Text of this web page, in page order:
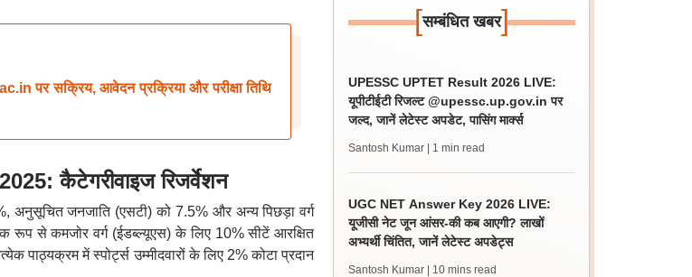
पर सक्रिय, आवेदन प्रक्रिया और परीक्षा तिथि
कैटेगरीवाइज रिजर्वेशन
अनुसूचित जनजाति (एसटी) को 7.5% और अन्य पिछड़ा वर्ग
रूप से कमजोर वर्ग (ईडब्ल्यूएस) के लिए 10% सीटें आरक्षित
पाठ्यक्रम में स्पोर्ट्स उम्मीदवारों के लिए 2% कोटा प्रदान
[सम्बंधित खबर]
UPESSC UPTET Result 2026 LIVE:
यूपीटीईटी रिजल्ट @upessc.up.gov.in पर
जल्द, जानें लेटेस्ट अपडेट, पासिंग मार्क्स
Santosh Kumar | 1 min read
UGC NET Answer Key 2026 LIVE:
यूजीसी नेट जून आंसर-की कब आएगी? लाखों
अभ्यर्थी चिंतित, जानें लेटेस्ट अपडेट्स
Santosh Kumar | 10 mins read